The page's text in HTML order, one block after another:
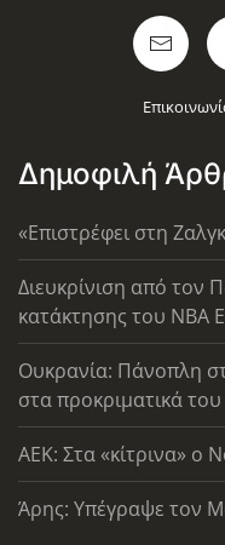
Δημοφιλή
«Επιστρέφει στη
Διευκρίνιση από τον
κατάκτησης του ΝΒΑ
Ουκρανία: Πάνοπλη
στα προκριματικά
AEK: Στα «κίτρινα» ο
Άρης: Υπέγραψε τον